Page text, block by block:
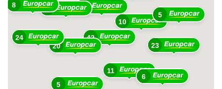
42
11
20
10
28
5
46
6
23
5
24
8